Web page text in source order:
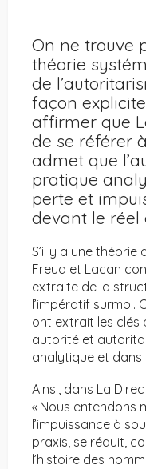
On ne trouve
théorie
de
façon
affirmer que
de se référer
admet que
pratique
perte et
devant le réel
S’il y a une
Freud et Lacan
extraite de la
l’impératif surmoi.
ont extrait les clés
autorité et
analytique et dans
Ainsi, dans La
« Nous entendons
l’impuissance à
praxis, se réduit,
l’histoire des